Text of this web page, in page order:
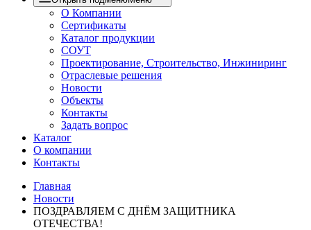
О Компании
Сертификаты
Каталог продукции
СОУТ
Проектирование, Строительство, Инжиниринг
Отраслевые решения
Новости
Объекты
Контакты
Задать вопрос
Каталог
О компании
Контакты
Главная
Новости
ПОЗДРАВЛЯЕМ С ДНЁМ ЗАЩИТНИКА
ОТЕЧЕСТВА!